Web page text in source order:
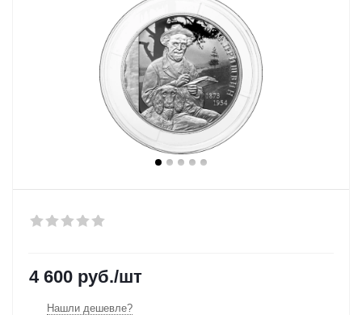
4 600 руб./шт
Нашли дешевле?